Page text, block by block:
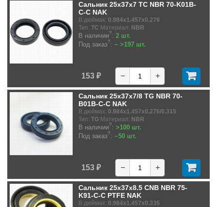
Сальник 25x37x7 TC NBR 70-K01B-
C-C NAK
В дюймах: 0.984x1.457x0.276
Тип: TC Материал: NBR
В наличии?: 2 шт.
Под заказ?: ~ >197 шт.
153 ₽ − +
Сальник 25x37x7/8 TG NBR 70-
B01B-C-C NAK
В дюймах: 0.984x1.457x0.276/0.315
Тип: TG Материал: NBR
В наличии?: >100 шт.
Под заказ?: ~50 шт.
153 ₽ − +
Сальник 25x37x8.5 CNB NBR 75-
K91-C-C PTFE NAK
В дюймах: 0.984x1.457x0.335